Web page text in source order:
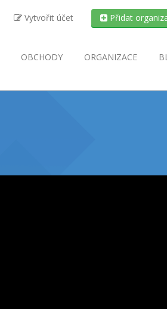
Vytvořit účet Přidat
OBCHODY ORGANIZACE